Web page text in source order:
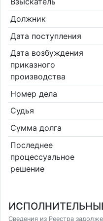
Должник
Дата поступления
Дата возбуждения
приказного
производства
Номер дела
Судья
Сумма долга
Последнее
процессуальное
решение
Сведения из Реестра